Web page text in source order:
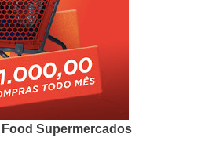
Supermercados